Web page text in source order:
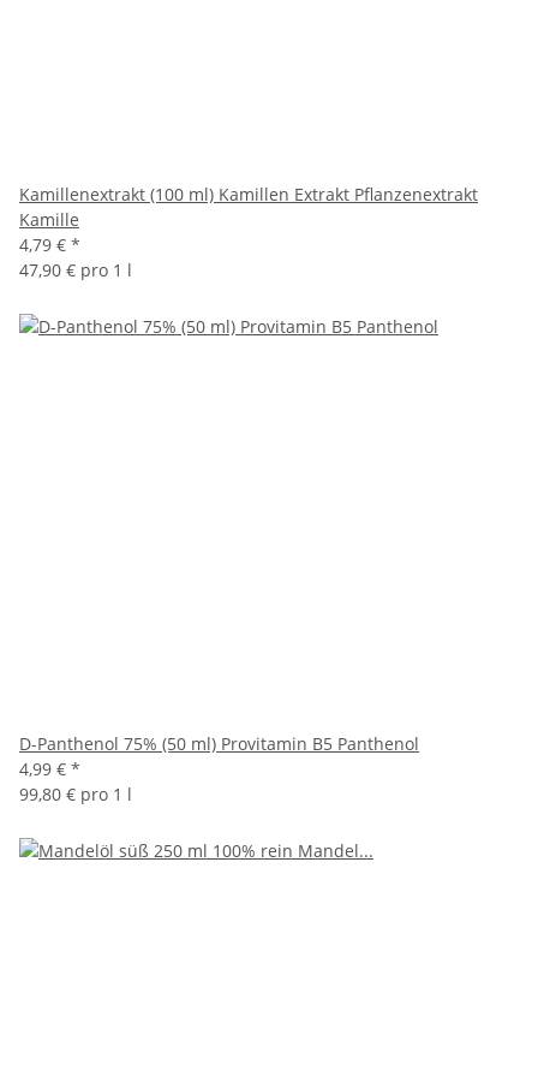
Kamillenextrakt (100 ml) Kamillen Extrakt Pflanzenextrakt
Kamille
4,79 € *
47,90 € pro 1 l
D-Panthenol 75% (50 ml) Provitamin B5 Panthenol
4,99 € *
99,80 € pro 1 l